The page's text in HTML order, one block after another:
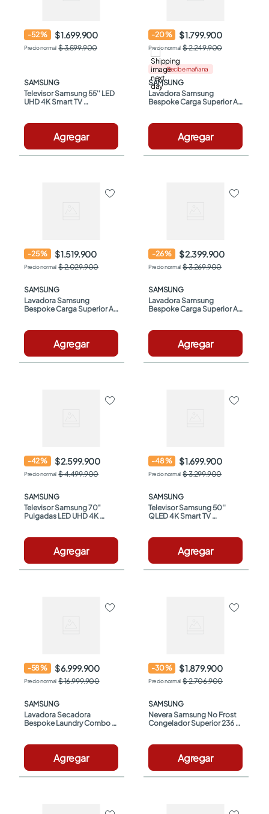
-52% $ 1.699.900
$ 3.599.900
SAMSUNG
Televisor Samsung 55'' LED
UHD 4K Smart TV
Agregar
-20% $ 1.799.900
$ 2.249.900
Recibe mañana
SAMSUNG
Lavadora Samsung
Bespoke Carga Superior Ai
Agregar
-25% $ 1.519.900
$ 2.029.900
SAMSUNG
Lavadora Samsung
Bespoke Carga Superior Ai
Agregar
-26% $ 2.399.900
$ 3.269.900
SAMSUNG
Lavadora Samsung
Bespoke Carga Superior Ai
Agregar
-42% $ 2.599.900
$ 4.499.900
SAMSUNG
Televisor Samsung 70"
Pulgadas LED UHD 4K
Agregar
-48% $ 1.699.900
$ 3.299.900
SAMSUNG
Televisor Samsung 50''
QLED 4K Smart TV
Agregar
-58% $ 6.999.900
$ 16.999.900
SAMSUNG
Lavadora Secadora
Bespoke Laundry Combo
Agregar
-30% $ 1.879.900
$ 2.706.900
SAMSUNG
Nevera Samsung No Frost
Congelador Superior 236
Agregar